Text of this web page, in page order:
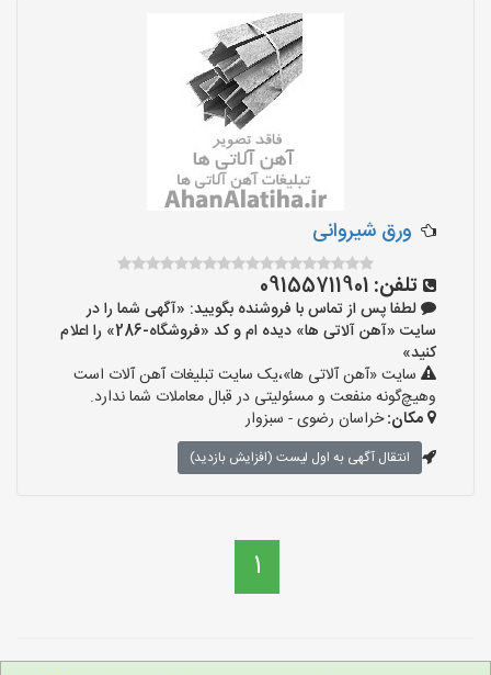
ورق شیروانی
تلفن: 09155711901
لطفا پس از تماس با فروشنده بگویید: «آگهی شما را در
سایت «آهن آلاتی ها» دیده ام و کد «فروشگاه-286» را اعلام
کنید»
سایت «آهن آلاتی ها»،یک سایت تبلیغات آهن آلات است
وهیچ‌گونه منفعت و مسئولیتی در قبال معاملات شما ندارد.
مکان:خراسان رضوی - سبزوار
انتقال آگهی به اول لیست (افزایش بازدید)
1